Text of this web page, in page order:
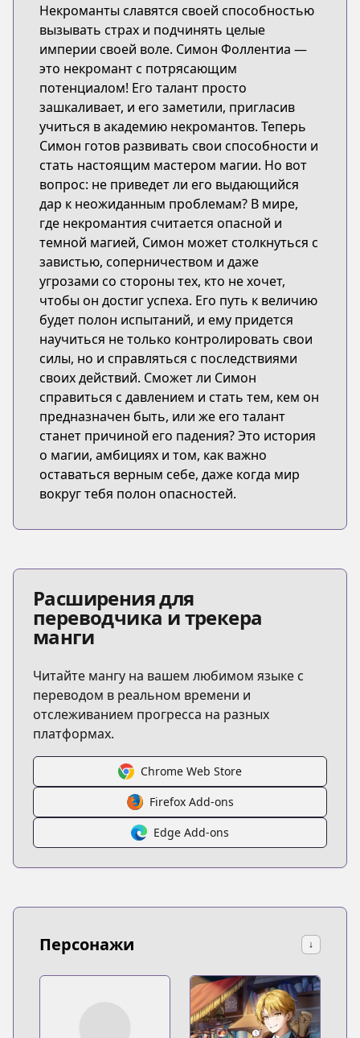
Некроманты славятся своей способностью
вызывать страх и подчинять целые
империи своей воле. Симон Фоллентиа —
это некромант с потрясающим
потенциалом! Его талант просто
зашкаливает, и его заметили, пригласив
учиться в академию некромантов. Теперь
Симон готов развивать свои способности и
стать настоящим мастером магии. Но вот
вопрос: не приведет ли его выдающийся
дар к неожиданным проблемам? В мире,
где некромантия считается опасной и
темной магией, Симон может столкнуться с
завистью, соперничеством и даже
угрозами со стороны тех, кто не хочет,
чтобы он достиг успеха. Его путь к величию
будет полон испытаний, и ему придется
научиться не только контролировать свои
силы, но и справляться с последствиями
своих действий. Сможет ли Симон
справиться с давлением и стать тем, кем он
предназначен быть, или же его талант
станет причиной его падения? Это история
о магии, амбициях и том, как важно
оставаться верным себе, даже когда мир
вокруг тебя полон опасностей.
Расширения для
переводчика и трекера
манги
Читайте мангу на вашем любимом языке с
переводом в реальном времени и
отслеживанием прогресса на разных
платформах.
Chrome Web Store
Firefox Add-ons
Edge Add-ons
Персонажи ↓